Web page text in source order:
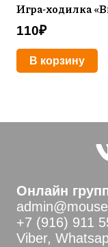
Игра-ходилка
110₽
В корзину
Онлайн
+7 (916) 911
Viber,